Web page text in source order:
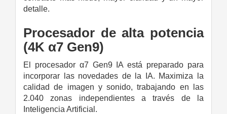
detalle.
Procesador de alta potencia
(4K α7 Gen9)
El procesador α7 Gen9 IA está preparado para
incorporar las novedades de la IA. Maximiza la
calidad de imagen y sonido, trabajando en las
2.040 zonas independientes a través de la
Inteligencia Artificial.